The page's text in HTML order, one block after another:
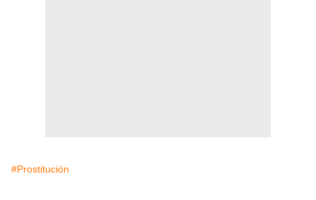
#Prostitución